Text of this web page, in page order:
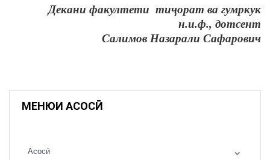
Декани факултети тиҷорат ва гумркук
н.и.ф., дотсент
Салимов Назарали Сафарович
МЕНЮИ АСОСӢ
Асосӣ